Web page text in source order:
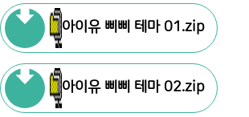
아이유 삐삐 테마 01.zip
아이유 삐삐 테마 02.zip